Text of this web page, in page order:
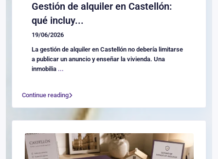
Gestión de alquiler en Castellón:
qué incluy...
19/06/2026
La gestión de alquiler en Castellón no debería limitarse
a publicar un anuncio y enseñar la vivienda. Una
inmobilia ...
Continue reading